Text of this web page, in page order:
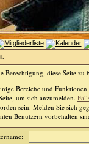
diese Seite zu
Bereiche und
um sich anzumelden.
sein. Melden Sie sich
Benutzern vorbehalten